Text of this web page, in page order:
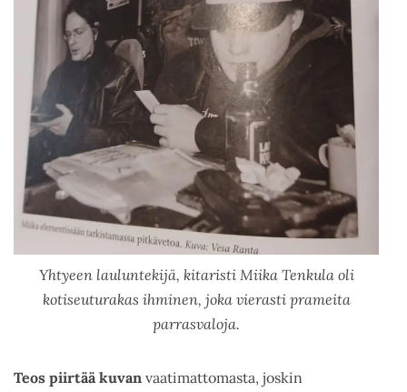
Yhtyeen lauluntekijä, kitaristi Miika Tenkula oli
kotiseuturakas ihminen, joka vierasti prameita
parrasvaloja.
Teos piirtää kuvan vaatimattomasta, joskin